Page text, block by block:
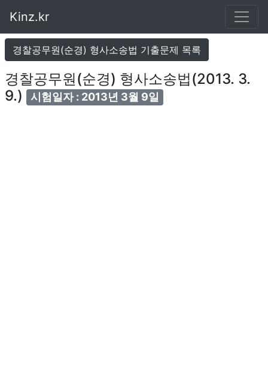
Kinz.kr
경찰공무원(순경) 형사소송법 기출문제 목록
경찰공무원(순경) 형사소송법(2013. 3.
9.)
시험일자 : 2013년 3월 9일